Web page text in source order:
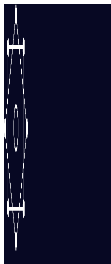
Перейти
содержимому